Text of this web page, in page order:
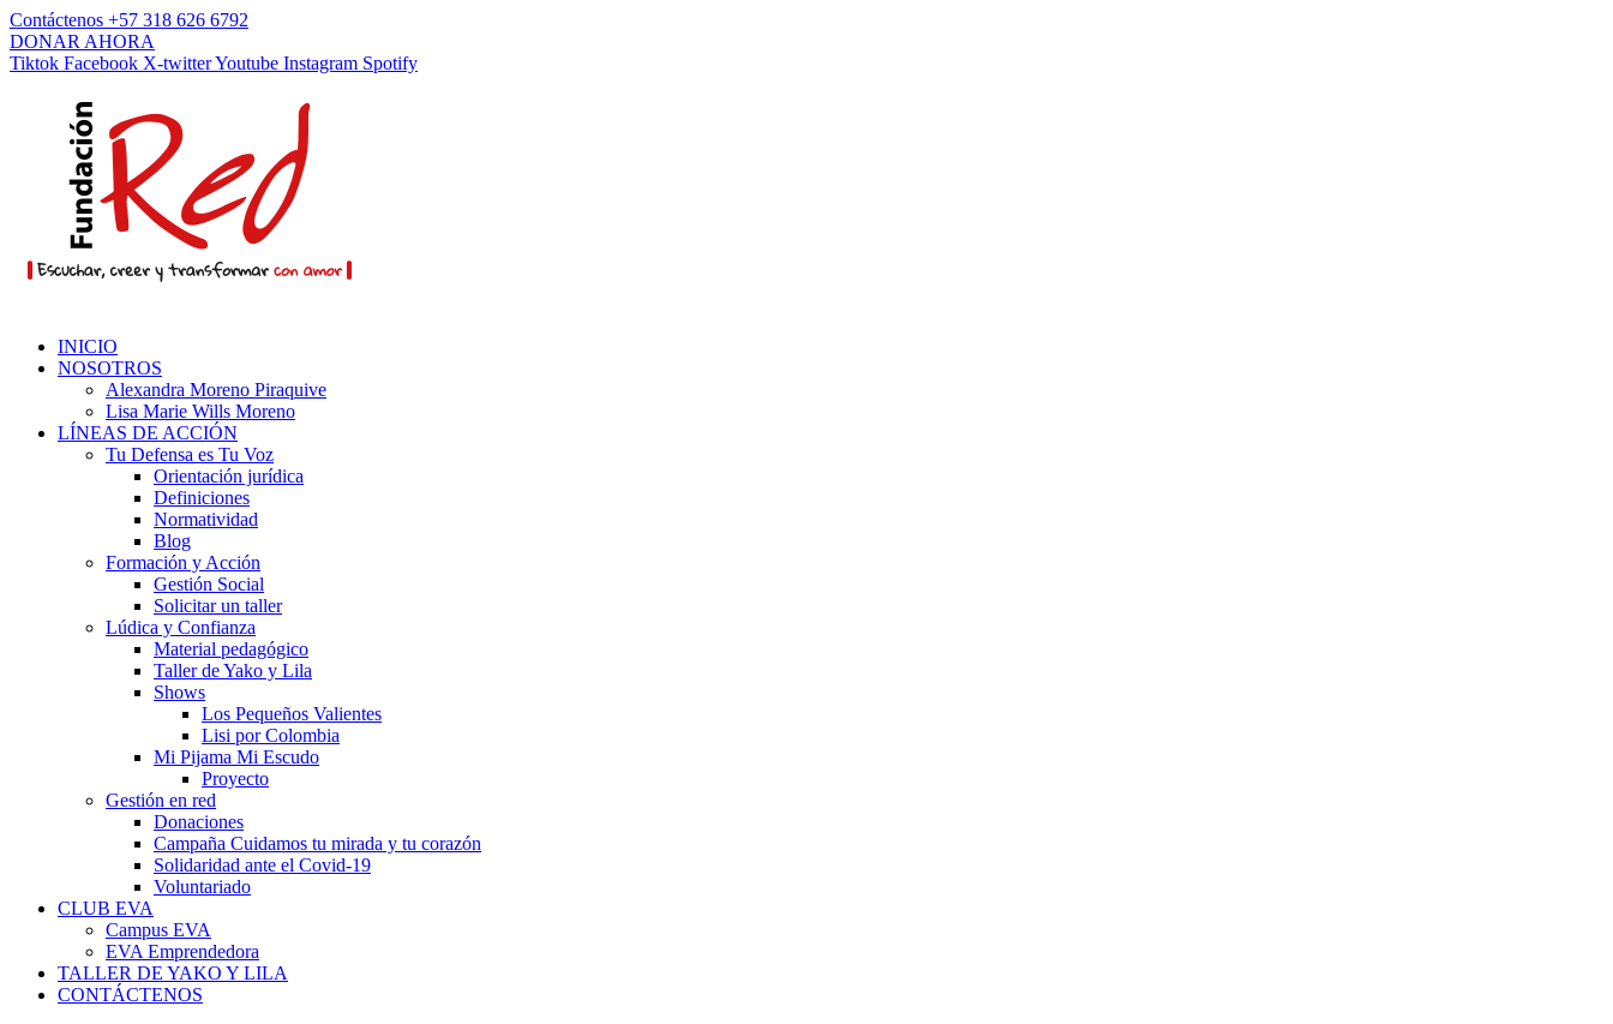
Contáctenos +57 318 626 6792
DONAR AHORA
Tiktok Facebook X-twitterYoutube Instagram Spotify
INICIO
NOSOTROS
Alexandra Moreno Piraquive
Lisa Marie Wills Moreno
LÍNEAS DE ACCIÓN
Tu Defensa es Tu Voz
Orientación jurídica
Definiciones
Normatividad
Blog
Formación y Acción
Gestión Social
Solicitar un taller
Lúdica y Confianza
Material pedagógico
Taller de Yako y Lila
Shows
Los Pequeños Valientes
Lisi por Colombia
Mi Pijama Mi Escudo
Proyecto
Gestión en red
Donaciones
Campaña Cuidamos tu mirada y tu corazón
Solidaridad ante el Covid-19
Voluntariado
CLUB EVA
Campus EVA
EVA Emprendedora
TALLER DE YAKO Y LILA
CONTÁCTENOS